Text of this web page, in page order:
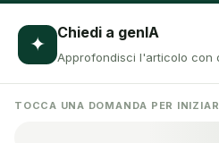
✦ Chiedi a genIA
Approfondisci l'articolo con
TOCCA UNA DOMANDA PER